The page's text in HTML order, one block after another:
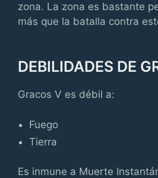
zona. La zona es bastante
más que la batalla contra
DEBILIDADES DE
Gracos V es débil a:
Fuego
Tierra
Es inmune a Muerte